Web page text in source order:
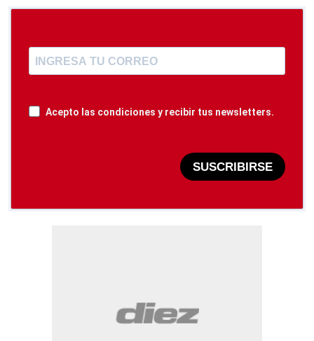
Acepto las condiciones y recibir tus newsletters.
SUSCRIBIRSE